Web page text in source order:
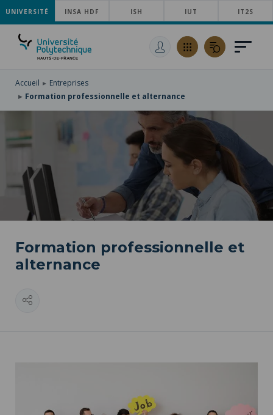
ACCÉDER
AU
MENU
PRINCIPAL
ALLER
AU
CONTENU
ACCÉDER
RECHERCHE
UNIVERSITÉ INSA HDF ISH IUT IT2S
Accueil
Entreprises
Formation professionnelle et alternance
Formation professionnelle et
alternance